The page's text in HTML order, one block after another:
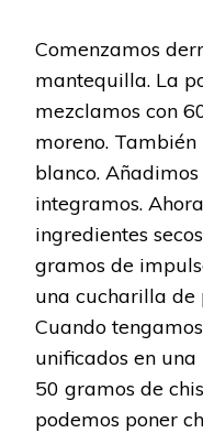
Comenzamos
mantequilla. La
mezclamos con
moreno.
blanco.
integramos.
ingredientes
gramos de
una cucharilla de
Cuando
unificados en
50 gramos de
podemos poner